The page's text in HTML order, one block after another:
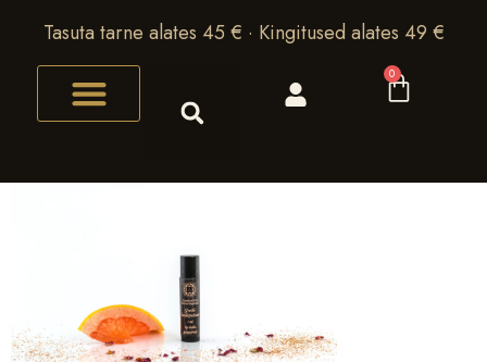
Tasuta tarne alates 45 € · Kingitused alates 49 €
0